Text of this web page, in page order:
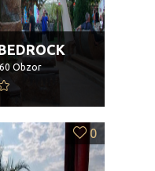
Obzor
0